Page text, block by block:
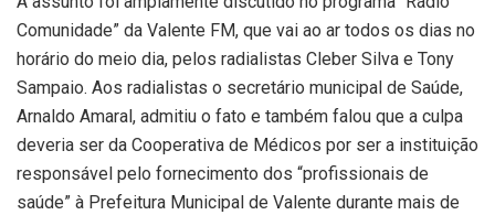
Comunidade” da Valente FM, que vai ao ar todos os dias no
horário do meio dia, pelos radialistas Cleber Silva e Tony
Sampaio. Aos radialistas o secretário municipal de Saúde,
Arnaldo Amaral, admitiu o fato e também falou que a culpa
deveria ser da Cooperativa de Médicos por ser a instituição
responsável pelo fornecimento dos “profissionais de
saúde” à Prefeitura Municipal de Valente durante mais de